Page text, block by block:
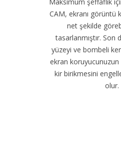
CAM, ekranı görüntü
net şekilde
tasarlanmıştır. Son
yüzeyi ve bombeli
ekran koruyucunuzun
kir birikmesini
olur.